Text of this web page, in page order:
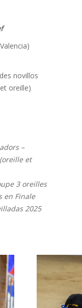
novillos
oreille)
–
et
3 oreilles
en Finale
2025